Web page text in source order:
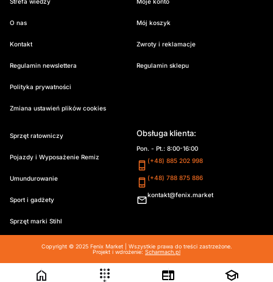
O nas
Kontakt
Regulamin newslettera
Polityka prywatności
Zmiana ustawień plików cookies
Mój koszyk
Zwroty i reklamacje
Regulamin sklepu
Sprzęt ratowniczy
Pojazdy i Wyposażenie Remiz
Umundurowanie
Sport i gadżety
Sprzęt marki Stihl
Obsługa klienta:
Pon. - Pt.: 8:00-16:00
(+48) 885 202 998
(+48) 788 875 886
kontakt@fenix.market
Copyright © 2025 Fenix Market | Wszystkie prawa do treści zastrzeżone.
Projekt i wdrożenie: Scharmach.pl